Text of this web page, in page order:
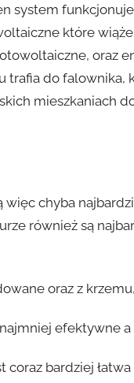
system
które
oraz
do falownika,
mieszkaniach
chyba
również są
oraz z
efektywne
coraz bardziej